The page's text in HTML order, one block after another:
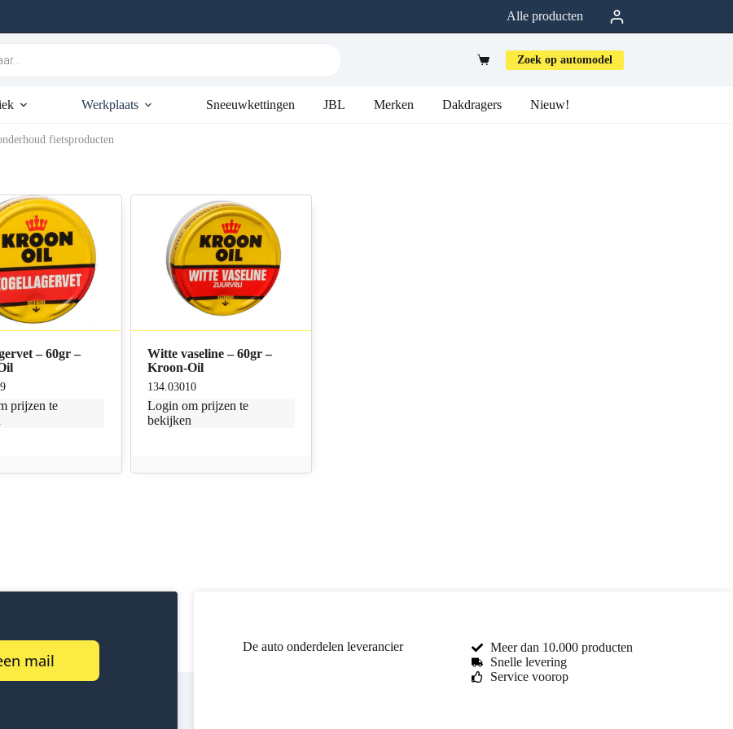
Alle producten
Zoek op automodel
Werkplaats Sneeuwkettingen JBL Merken Dakdragers Nieuw!
fietsproducten
– 60gr –
prijzen te
Witte vaseline – 60gr –
Kroon-Oil
134.03010
Login om prijzen te
bekijken
mail
De auto onderdelen leverancier
Meer dan 10.000 producten
Snelle levering
Service voorop